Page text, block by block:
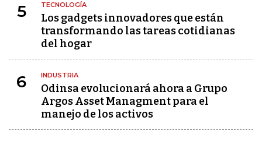
5 TECNOLOGÍA
Los gadgets innovadores que están
transformando las tareas cotidianas
del hogar
6 INDUSTRIA
Odinsa evolucionará ahora a Grupo
Argos Asset Managment para el
manejo de los activos